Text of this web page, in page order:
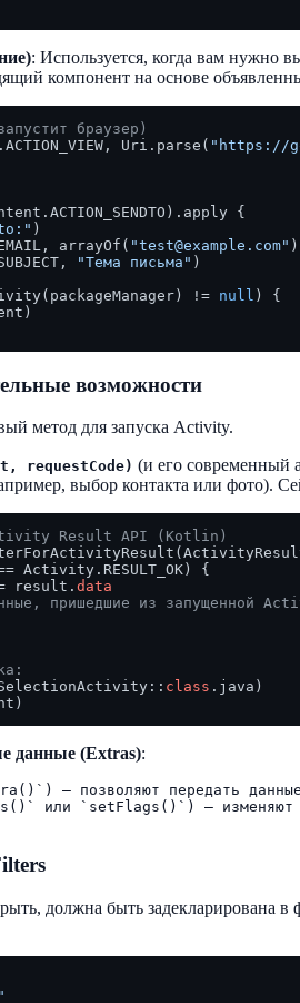
: Используется, когда вам нужно
компонент на основе
браузер)
Uri.parse( "https://
{
)
arrayOf(
"test@example.com"
"Тема письма" )
!= null ) {
возможности
метод для запуска Activity.
requestCode) (и его современный
выбор контакта или фото).
Result API (Kotlin)
Activity.RESULT_OK) {
result. data
пришедшие из запущенной
class .java)
данные (Extras):
— позволяют передать
или `setFlags()`) —
должна быть задекларирована в